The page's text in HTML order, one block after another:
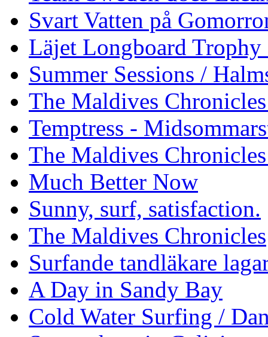
Svart Vatten på
Läjet Longboard
Summer Sessions /
The Maldives
Temptress -
The Maldives
Much Better Now
Sunny, surf, satisfaction.
The Maldives Chronicles
Surfande tandläkare
A Day in Sandy Bay
Cold Water Surfing /